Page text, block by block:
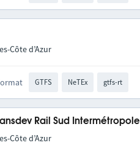
Côte d’Azur
GTFS NeTEx gtfs-rt
Rail Sud Intermétropole
Côte d’Azur